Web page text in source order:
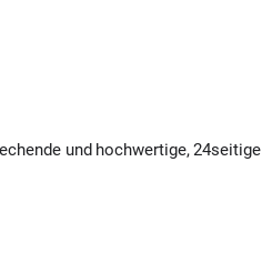
und hochwertige, 24seitige